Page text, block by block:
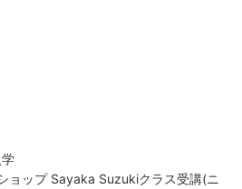
ョップ Sayaka Suzukiクラス受講(ニ